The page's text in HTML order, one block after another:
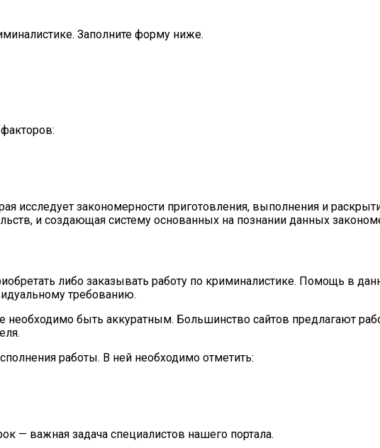
Заполните форму ниже.
исследует закономерности приготовления, выполнения и
и создающая систему основанных на познании данных
либо заказывать работу по криминалистике. Помощь в
требованию.
быть аккуратным. Большинство сайтов предлагают
работы. В ней необходимо отметить:
— важная задача специалистов нашего портала.